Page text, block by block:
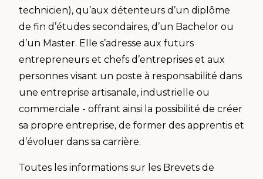
technicien), qu’aux détenteurs d’un diplôme
de fin d’études secondaires, d’un Bachelor ou
d’un Master. Elle s’adresse aux futurs
entrepreneurs et chefs d’entreprises et aux
personnes visant un poste à responsabilité dans
une entreprise artisanale, industrielle ou
commerciale - offrant ainsi la possibilité de créer
sa propre entreprise, de former des apprentis et
d’évoluer dans sa carrière.
Toutes les informations sur les Brevets de